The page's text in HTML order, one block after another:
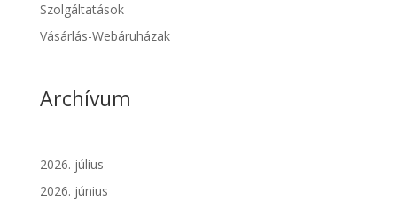
Szolgáltatások
Vásárlás-Webáruházak
Archívum
2026. július
2026. június